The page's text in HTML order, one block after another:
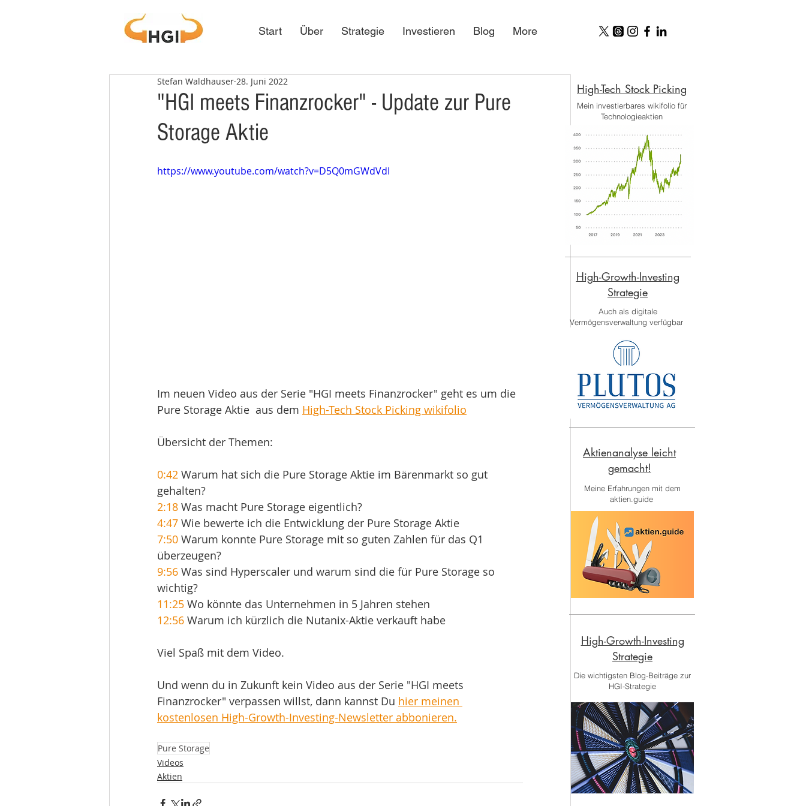
Start Über Strategie Investieren Blog More
"HGI meets Finanzrocker" - Update zur Pure
Storage Aktie
Stefan Waldhauser 28. Juni 2022
https://www.youtube.com/watch?v=D5Q0mGWdVdI
Im neuen Video aus der Serie "HGI meets Finanzrocker" geht es um die
Pure Storage Aktie  aus dem High-Tech Stock Picking wikifolio
Übersicht der Themen:
0:42 Warum hat sich die Pure Storage Aktie im Bärenmarkt so gut
gehalten?
2:18 Was macht Pure Storage eigentlich?
4:47 Wie bewerte ich die Entwicklung der Pure Storage Aktie
7:50 Warum konnte Pure Storage mit so guten Zahlen für das Q1
überzeugen?
9:56 Was sind Hyperscaler und warum sind die für Pure Storage so
wichtig?
11:25 Wo könnte das Unternehmen in 5 Jahren stehen
12:56 Warum ich kürzlich die Nutanix-Aktie verkauft habe
Viel Spaß mit dem Video.
Und wenn du in Zukunft kein Video aus der Serie "HGI meets
Finanzrocker" verpassen willst, dann kannst Du hier meinen
kostenlosen High-Growth-Investing-Newsletter abbonieren.
Pure Storage
Videos
Aktien
Aktienanalyse leicht
gemacht!
Meine Erfahrungen mit dem
aktien.guide
High-Growth-Investing
Strategie
Die wichtigsten Blog-Beiträge zur
HGI-Strategie
High-Tech Stock Picking​
Mein investierbares wikifolio für
Technologieaktien
High-Growth-Investing
Strategie
Auch als digitale
Vermögensverwaltung verfügbar